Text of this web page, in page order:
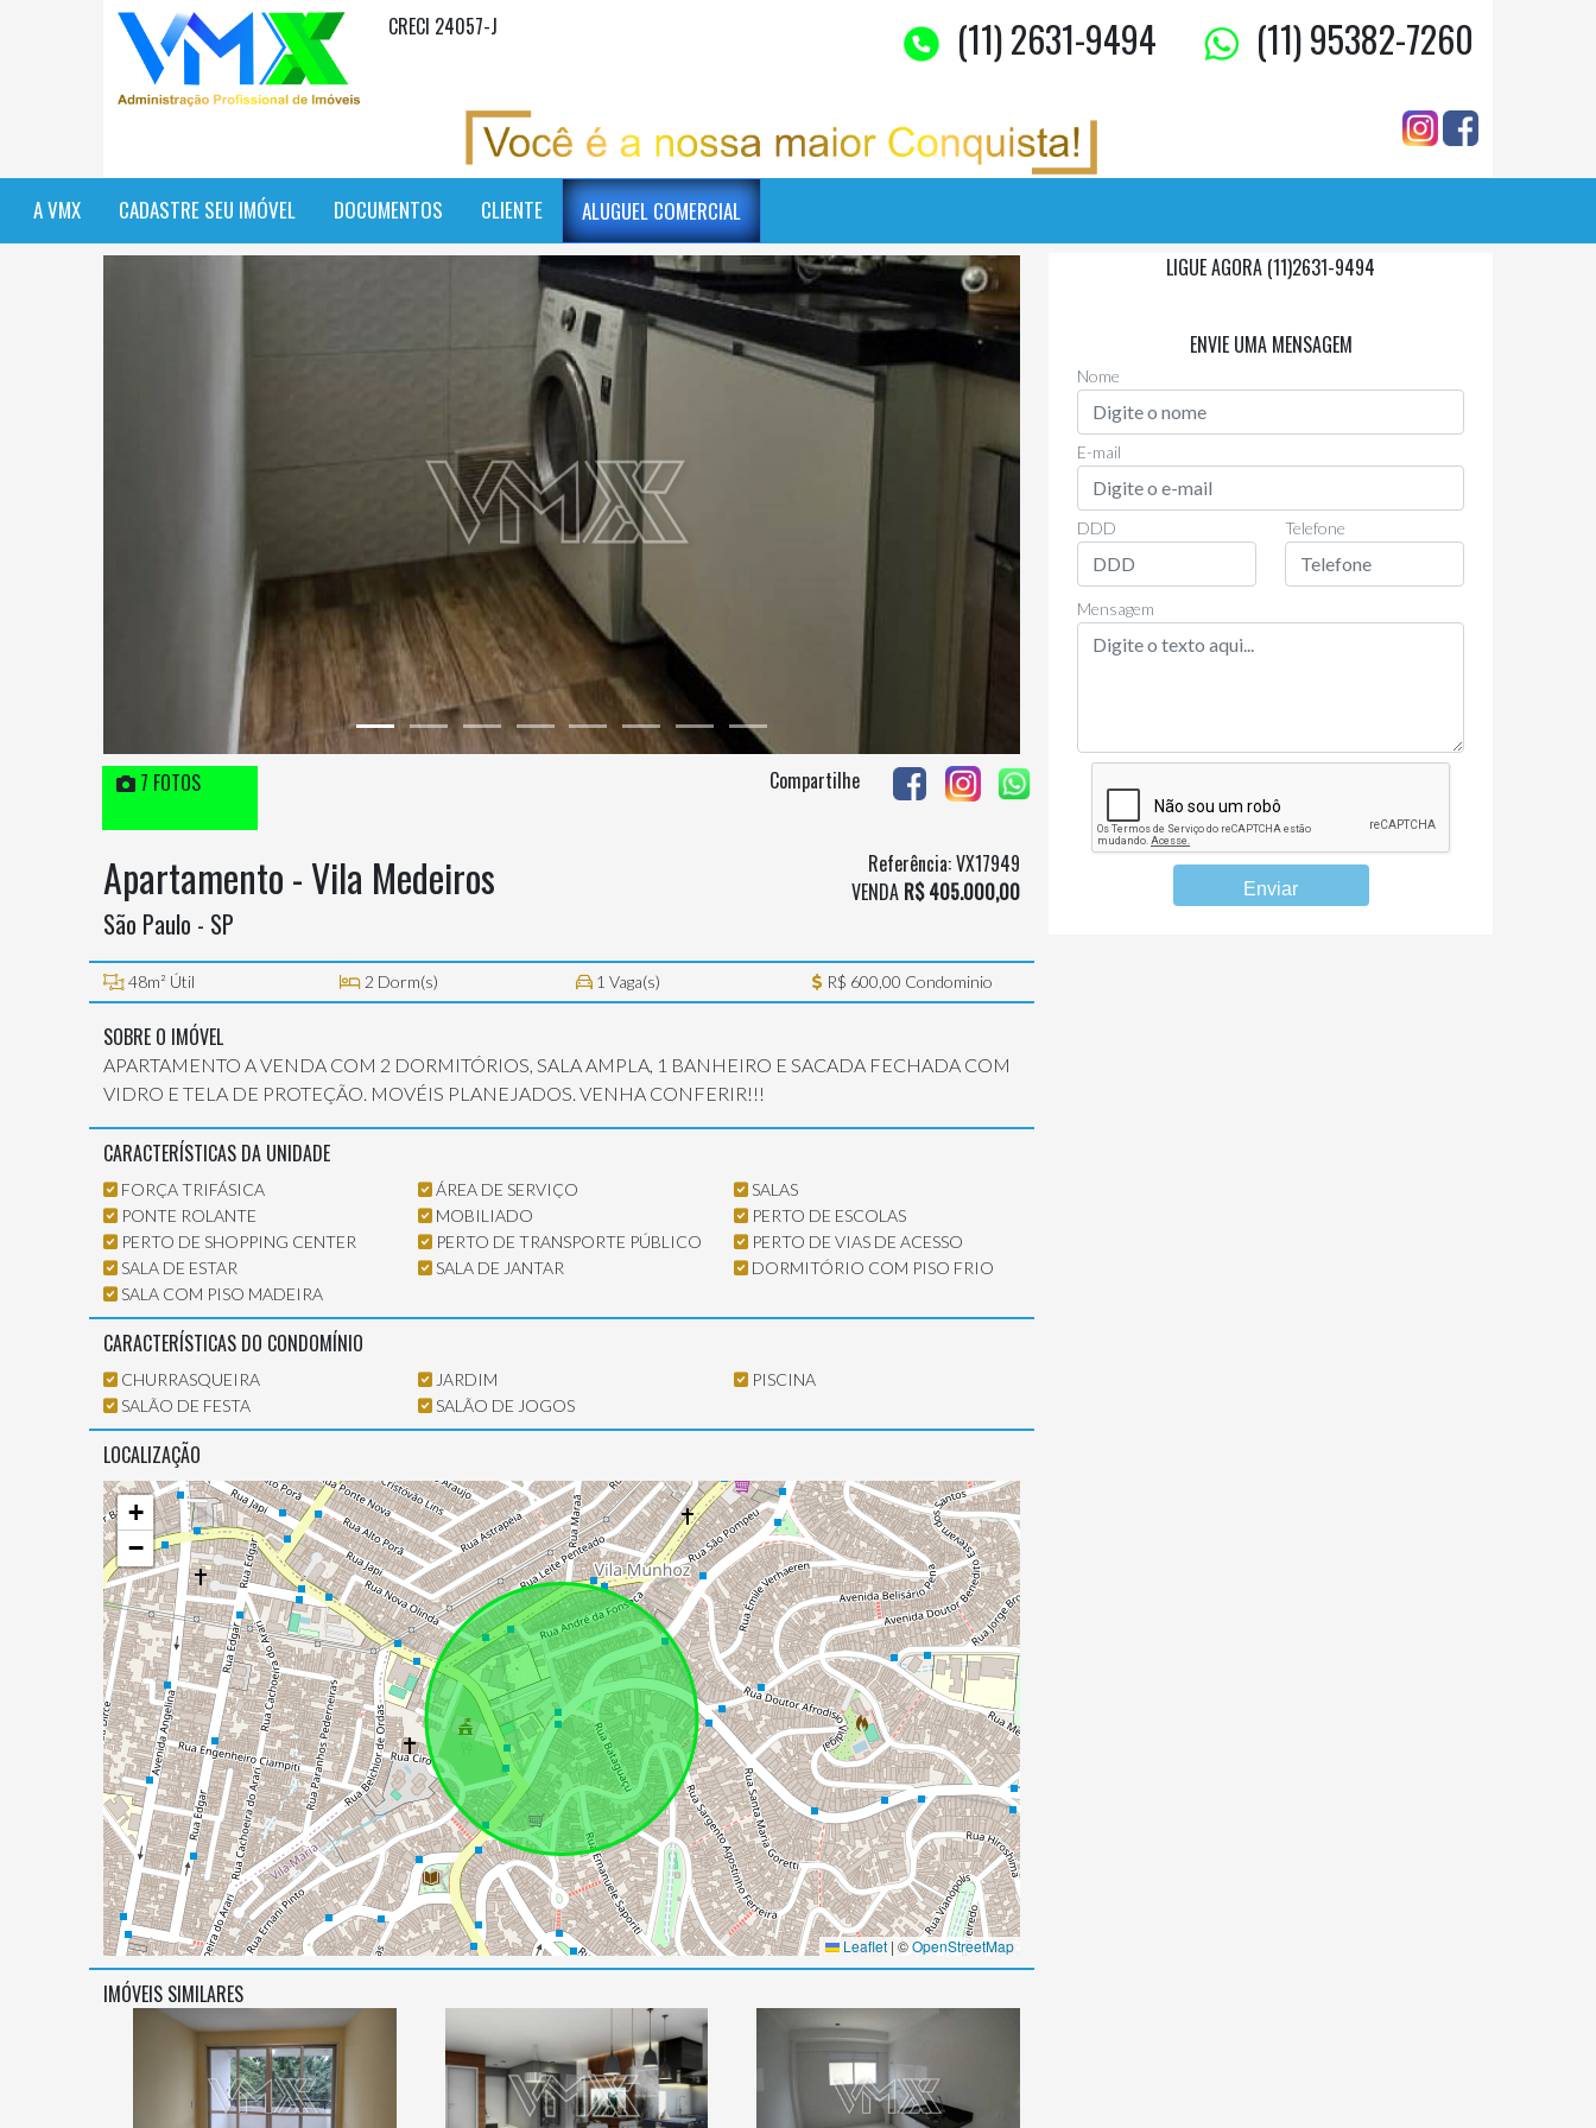
CRECI 24057-J (11) 2631-9494 (11) 95382-7260
A VMX CADASTRE SEU IMÓVEL DOCUMENTOS CLIENTE ALUGUEL COMERCIAL
7 FOTOS Compartilhe
Apartamento - Vila Medeiros
São Paulo - SP
Referência: VX17949
VENDA R$ 405.000,00
48m² Útil 2 Dorm(s) 1 Vaga(s) R$ 600,00 Condominio
SOBRE O IMÓVEL
APARTAMENTO A VENDA COM 2 DORMITÓRIOS, SALA AMPLA, 1 BANHEIRO E SACADA FECHADA COM
VIDRO E TELA DE PROTEÇÃO. MOVÉIS PLANEJADOS. VENHA CONFERIR!!!
CARACTERÍSTICAS DA UNIDADE
FORÇA TRIFÁSICA ÁREA DE SERVIÇO
SALAS
PONTE ROLANTE
MOBILIADO
PERTO DE ESCOLAS
PERTO DE SHOPPING CENTER
PERTO DE TRANSPORTE PÚBLICO
PERTO DE VIAS DE ACESSO
SALA DE ESTAR
SALA DE JANTAR
DORMITÓRIO COM PISO FRIO
SALA COM PISO MADEIRA
CARACTERÍSTICAS DO CONDOMÍNIO
CHURRASQUEIRA JARDIM
PISCINA
SALÃO DE FESTA
SALÃO DE JOGOS
LOCALIZAÇÃO
+
−
Leaflet | ©OpenStreetMap
IMÓVEIS SIMILARES
LIGUE AGORA (11)2631-9494
ENVIE UMA MENSAGEM
Nome
E-mail
DDD Telefone
Mensagem